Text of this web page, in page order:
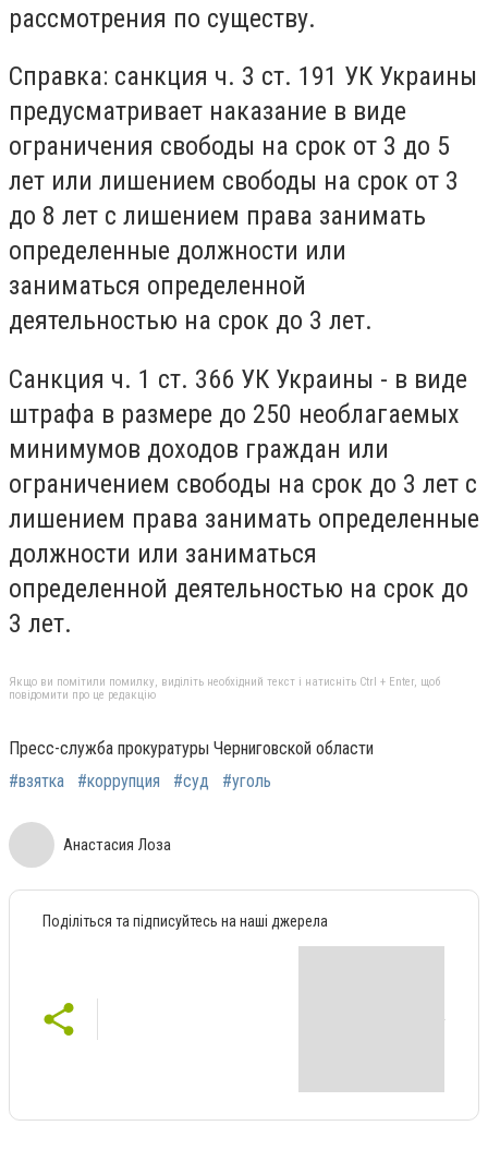
рассмотрения по существу.
Справка: санкция ч. 3 ст. 191 УК Украины
предусматривает наказание в виде
ограничения свободы на срок от 3 до 5
лет или лишением свободы на срок от 3
до 8 лет с лишением права занимать
определенные должности или
заниматься определенной
деятельностью на срок до 3 лет.
Санкция ч. 1 ст. 366 УК Украины - в виде
штрафа в размере до 250 необлагаемых
минимумов доходов граждан или
ограничением свободы на срок до 3 лет с
лишением права занимать определенные
должности или заниматься
определенной деятельностью на срок до
3 лет.
Якщо ви помітили помилку, виділіть необхідний текст і натисніть Ctrl + Enter, щоб
повідомити про це редакцію
Пресс-служба прокуратуры Черниговской области
#взятка
#коррупция #суд #уголь
Анастасия Лоза
Поділіться та підписуйтесь на наші джерела